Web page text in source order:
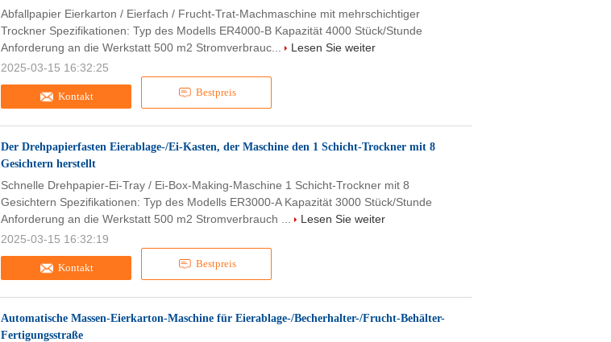
Kontakt Bestpreis
Abfallpapier Eierkarton / Eierfach / Frucht-Trat-Machmaschine mit mehrschichtiger
Trockner Spezifikationen: Typ des Modells ER4000-B Kapazität 4000 Stück/Stunde
Anforderung an die Werkstatt 500 m2 Stromverbrauc...
Lesen Sie weiter
2025-03-15 16:32:25
Der Drehpapierfasten Eierablage-/Ei-Kasten, der Maschine den 1 Schicht-Trockner mit 8
Gesichtern herstellt
Kontakt Bestpreis
Schnelle Drehpapier-Ei-Tray / Ei-Box-Making-Maschine 1 Schicht-Trockner mit 8
Gesichtern Spezifikationen: Typ des Modells ER3000-A Kapazität 3000 Stück/Stunde
Anforderung an die Werkstatt 500 m2 Stromverbrauch ...
Lesen Sie weiter
2025-03-15 16:32:19
Automatische Massen-Eierkarton-Maschine für Eierablage-/Becherhalter-/Frucht-Behälter-
Fertigungsstraße